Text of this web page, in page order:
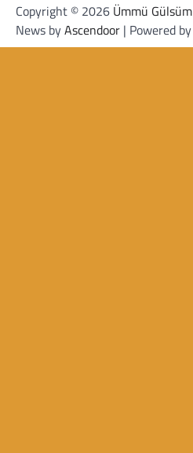
Copyright © 2026 Ümmü Gülsüm
News byAscendoor | Powered by